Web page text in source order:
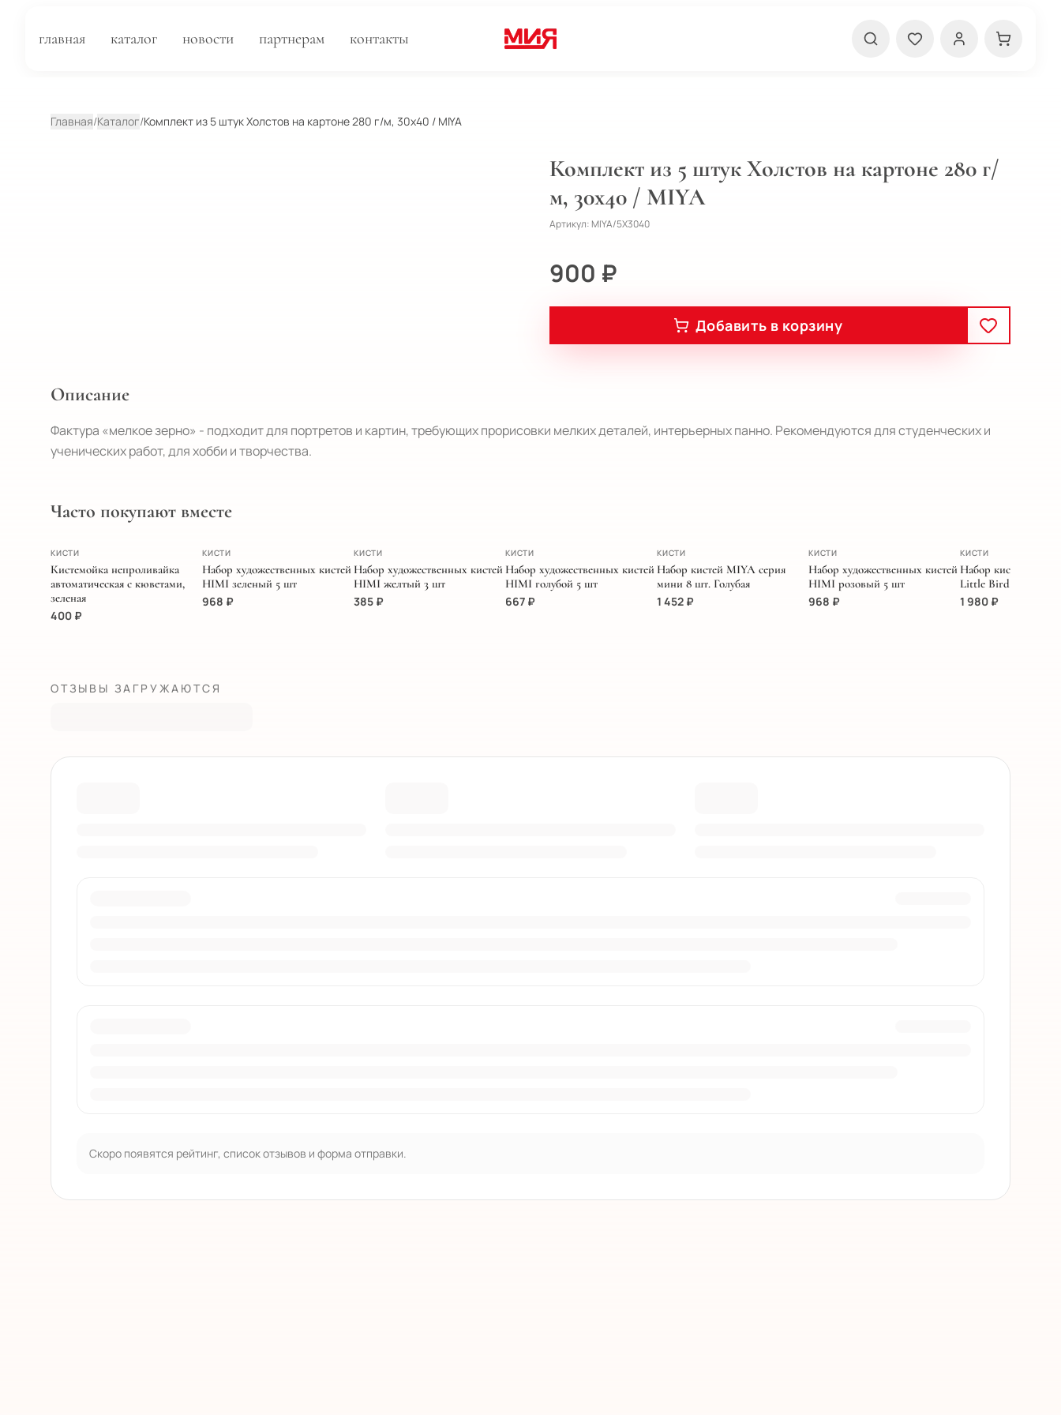
главная каталог новости партнерам контакты
Главная/Каталог/Комплект из 5 штук Холстов на картоне 280 г/м, 30х40 / MIYA
Комплект из 5 штук Холстов на картоне 280 г/
м, 30х40 / MIYA
Артикул: MIYA/5X3040
900 ₽
Добавить в корзину
Описание
Фактура «мелкое зерно» - подходит для портретов и картин, требующих прорисовки мелких деталей, интерьерных панно. Рекомендуются для студенческих и
ученических работ, для хобби и творчества.
Часто покупают вместе
КИСТИ
Кистемойка непроливайка
автоматическая с кюветами,
зеленая
400 ₽
КИСТИ
Набор художественных кистей
HIMI зеленый 5 шт
968 ₽
КИСТИ
Набор художественных кистей
HIMI желтый 3 шт
385 ₽
КИСТИ
Набор художественных кистей
HIMI голубой 5 шт
667 ₽
КИСТИ
Набор кистей MIYA серия
мини 8 шт. Голубая
1 452 ₽
КИСТИ
Набор художественных кистей
HIMI розовый 5 шт
968 ₽
КИСТИ
Набор кистей MIYA
Little Bird
1 980 ₽
ОТЗЫВЫ ЗАГРУЖАЮТСЯ
Скоро появятся рейтинг, список отзывов и форма отправки.